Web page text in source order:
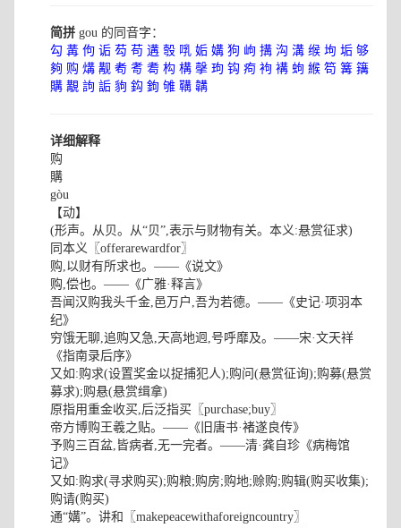
简拼 gou 的同音字：
勾 冓 佝 诟 芶 苟 遘 彀 啂 姤 媾 狗 岣 搆 沟 溝 缑 坸 垢 够
夠 购 煹 觏 耇 耉 耈 构 構 撀 玽 钩 痀 袧 褠 蚼 緱 笱 篝 簼
購 覯 訽 詬 豿 鈎 鉤 雊 鞲 韝
详细解释
购
購
gòu
【动】
(形声。从贝。从“贝”,表示与财物有关。本义:悬赏征求)
同本义〖offerarewardfor〗
购,以财有所求也。——《说文》
购,偿也。——《广雅·释言》
吾闻汉购我头千金,邑万户,吾为若德。——《史记·项羽本
纪》
穷饿无聊,追购又急,天高地迥,号呼靡及。——宋·文天祥
《指南录后序》
又如:购求(设置奖金以捉捕犯人);购问(悬赏征询);购募(悬赏
募求);购悬(悬赏缉拿)
原指用重金收买,后泛指买〖purchase;buy〗
帝方博购王羲之贴。——《旧唐书·褚遂良传》
予购三百盆,皆病者,无一完者。——清·龚自珍《病梅馆
记》
又如:购求(寻求购买);购粮;购房;购地;赊购;购辑(购买收集);
购请(购买)
通“媾”。讲和〖makepeacewithaforeigncountry〗